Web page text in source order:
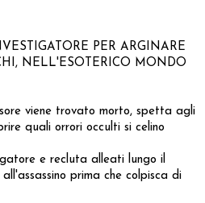
PER ARGINARE
NELL'ESOTERICO MONDO
viene trovato morto, spetta agli
quali orrori occulti si celino
e recluta alleati lungo il
prima che colpisca di